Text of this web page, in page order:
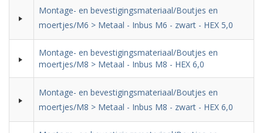
Montage- en bevestigingsmateriaal/Boutjes en
moertjes/M6 > Metaal - Inbus M6 - zwart - HEX 5,0
Montage- en bevestigingsmateriaal/Boutjes en
moertjes/M8 > Metaal - Inbus M8 - HEX 6,0
Montage- en bevestigingsmateriaal/Boutjes en
moertjes/M8 > Metaal - Inbus M8 - zwart - HEX 6,0